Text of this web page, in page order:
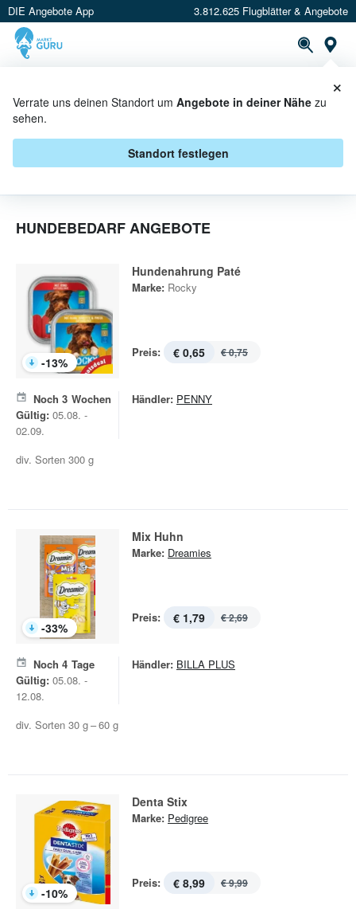
DIE Angebote App 3.812.625 Flugblätter & Angebote
Verrate uns deinen Standort um Angebote in deiner Nähe zu
sehen.
Standort festlegen
×
HUNDEBEDARF IN AKTION
HUNDEBEDARF ANGEBOTE
-13%
Hundenahrung Paté
Marke: Rocky
Preis: € 0,65 € 0,75
Noch 3 Wochen
Gültig: 05.08. -
02.09.
Händler: PENNY
div. Sorten 300 g
-33%
Mix Huhn
Marke: Dreamies
Preis: € 1,79 € 2,69
Noch 4 Tage
Gültig: 05.08. -
12.08.
Händler: BILLA PLUS
div. Sorten 30 g – 60 g
-10%
Denta Stix
Marke: Pedigree
Preis: € 8,99 € 9,99